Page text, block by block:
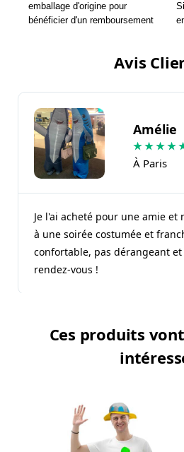
emballage d'origine pour
bénéficier d'un remboursement
Avis
Amélie
★★★★
À Paris
Je l'ai acheté pour une amie
à une soirée costumée et
confortable, pas dérangeant
rendez-vous !
Ces produits